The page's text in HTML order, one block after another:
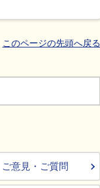
このページの先頭へ戻る
ご意見・ご質問